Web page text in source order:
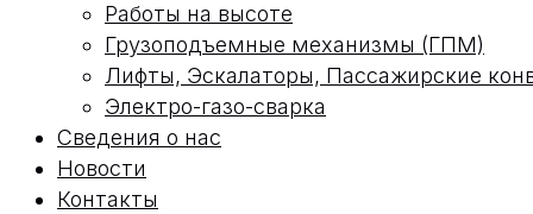
Работы на высоте
Грузоподъемные механизмы (ГПМ)
Лифты, Эскалаторы, Пассажирские
Электро-газо-сварка
Сведения о нас
Новости
Контакты